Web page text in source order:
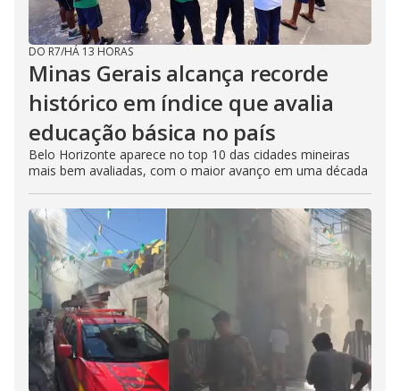
DO R7/HÁ 13 HORAS
Minas Gerais alcança recorde
histórico em índice que avalia
educação básica no país
Belo Horizonte aparece no top 10 das cidades mineiras
mais bem avaliadas, com o maior avanço em uma década